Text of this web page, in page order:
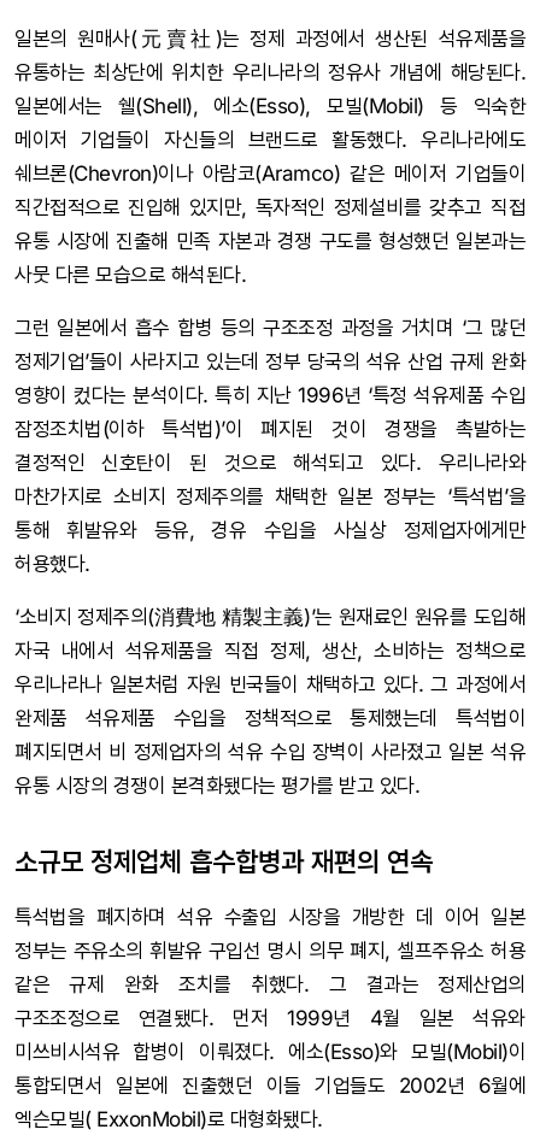
일본의 원매사(元賣社)는 정제 과정에서 생산된 석유제품을
유통하는 최상단에 위치한 우리나라의 정유사 개념에 해당된다.
일본에서는 쉘(Shell), 에소(Esso), 모빌(Mobil) 등 익숙한
메이저 기업들이 자신들의 브랜드로 활동했다. 우리나라에도
쉐브론(Chevron)이나 아람코(Aramco) 같은 메이저 기업들이
직간접적으로 진입해 있지만, 독자적인 정제설비를 갖추고 직접
유통 시장에 진출해 민족 자본과 경쟁 구도를 형성했던 일본과는
사뭇 다른 모습으로 해석된다.
그런 일본에서 흡수 합병 등의 구조조정 과정을 거치며 ‘그 많던
정제기업’들이 사라지고 있는데 정부 당국의 석유 산업 규제 완화
영향이 컸다는 분석이다. 특히 지난 1996년 ‘특정 석유제품 수입
잠정조치법(이하 특석법)’이 폐지된 것이 경쟁을 촉발하는
결정적인 신호탄이 된 것으로 해석되고 있다. 우리나라와
마찬가지로 소비지 정제주의를 채택한 일본 정부는 ‘특석법’을
통해 휘발유와 등유, 경유 수입을 사실상 정제업자에게만
허용했다.
‘소비지 정제주의(消費地 精製主義)’는 원재료인 원유를 도입해
자국 내에서 석유제품을 직접 정제, 생산, 소비하는 정책으로
우리나라나 일본처럼 자원 빈국들이 채택하고 있다. 그 과정에서
완제품 석유제품 수입을 정책적으로 통제했는데 특석법이
폐지되면서 비 정제업자의 석유 수입 장벽이 사라졌고 일본 석유
유통 시장의 경쟁이 본격화됐다는 평가를 받고 있다.
소규모 정제업체 흡수합병과 재편의 연속
특석법을 폐지하며 석유 수출입 시장을 개방한 데 이어 일본
정부는 주유소의 휘발유 구입선 명시 의무 폐지, 셀프주유소 허용
같은 규제 완화 조치를 취했다. 그 결과는 정제산업의
구조조정으로 연결됐다. 먼저 1999년 4월 일본 석유와
미쓰비시석유 합병이 이뤄졌다. 에소(Esso)와 모빌(Mobil)이
통합되면서 일본에 진출했던 이들 기업들도 2002년 6월에
엑슨모빌( ExxonMobil)로 대형화됐다.